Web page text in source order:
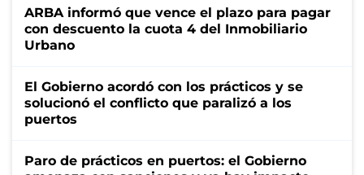
ARBA informó que vence el plazo para pagar
con descuento la cuota 4 del Inmobiliario
Urbano
El Gobierno acordó con los prácticos y se
solucionó el conflicto que paralizó a los
puertos
Paro de prácticos en puertos: el Gobierno